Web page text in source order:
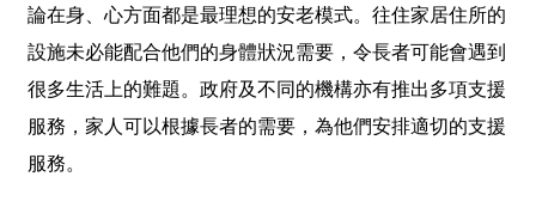
論在身、心方面都是最理想的安老模式。往住家居住所的
設施未必能配合他們的身體狀況需要，令長者可能會遇到
很多生活上的難題。政府及不同的機構亦有推出多項支援
服務，家人可以根據長者的需要，為他們安排適切的支援
服務。